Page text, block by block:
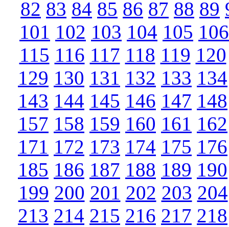
82 83 84 85 86 87 88 89
101 102 103 104 105 106
115 116 117 118 119 120
129 130 131 132 133 134
143 144 145 146 147 148
157 158 159 160 161 162
171 172 173 174 175 176
185 186 187 188 189 190
199 200 201 202 203 204
213 214 215 216 217 218